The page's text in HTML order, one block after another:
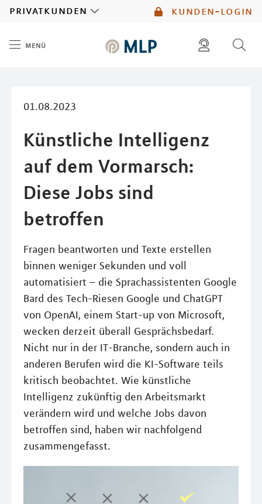
kunden-login
privatkunden
menü
01.08.2023
Künstliche Intelligenz
auf dem Vormarsch:
Diese Jobs sind
betroffen
Fragen beantworten und Texte erstellen
binnen weniger Sekunden und voll
automatisiert – die Sprachassistenten Google
Bard des Tech-Riesen Google und ChatGPT
von OpenAI, einem Start-up von Microsoft,
wecken derzeit überall Gesprächsbedarf.
Nicht nur in der IT-Branche, sondern auch in
anderen Berufen wird die KI-Software teils
kritisch beobachtet. Wie künstliche
Intelligenz zukünftig den Arbeitsmarkt
verändern wird und welche Jobs davon
betroffen sind, haben wir nachfolgend
zusammengefasst.